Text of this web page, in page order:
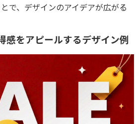
で、デザインのアイデアが広がる
感をアピールするデザイン例